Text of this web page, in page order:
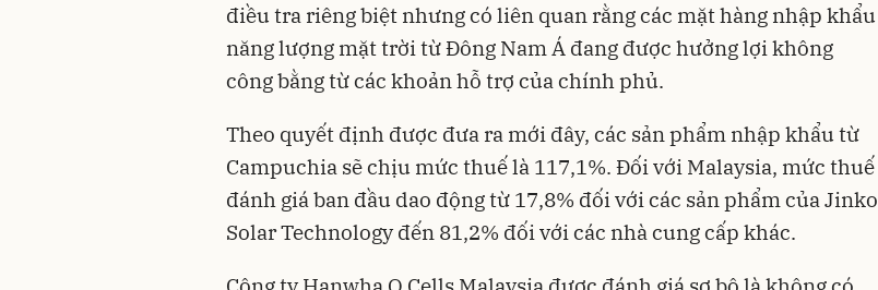
điều tra riêng biệt nhưng có liên quan rằng các mặt hàng nhập khẩu
năng lượng mặt trời từ Đông Nam Á đang được hưởng lợi không
công bằng từ các khoản hỗ trợ của chính phủ.
Theo quyết định được đưa ra mới đây, các sản phẩm nhập khẩu từ
Campuchia sẽ chịu mức thuế là 117,1%. Đối với Malaysia, mức thuế
đánh giá ban đầu dao động từ 17,8% đối với các sản phẩm của Jinko
Solar Technology đến 81,2% đối với các nhà cung cấp khác.